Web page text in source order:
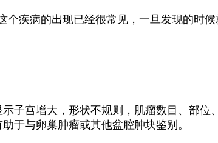
疾病的出现已经很常见，一旦发现的时
宫增大，形状不规则，肌瘤数目、部位
于与卵巢肿瘤或其他盆腔肿块鉴别。